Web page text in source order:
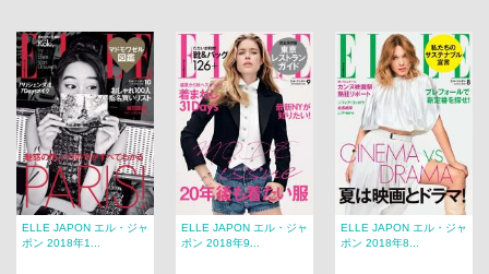
ELLE JAPON エル・ジャ
ポン 2018年1...
ELLE JAPON エル・ジャ
ポン 2018年9...
ELLE JAPON エル・ジャ
ポン 2018年8...